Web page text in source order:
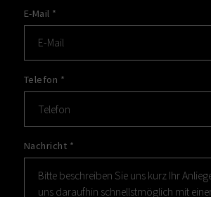
E-Mail *
Telefon *
Nachricht *